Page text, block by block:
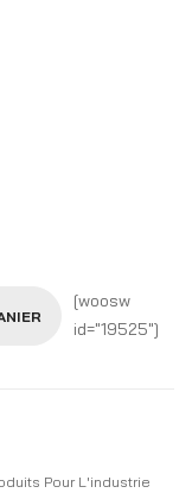
[woosw
id="19525"]
Pour L'industrie